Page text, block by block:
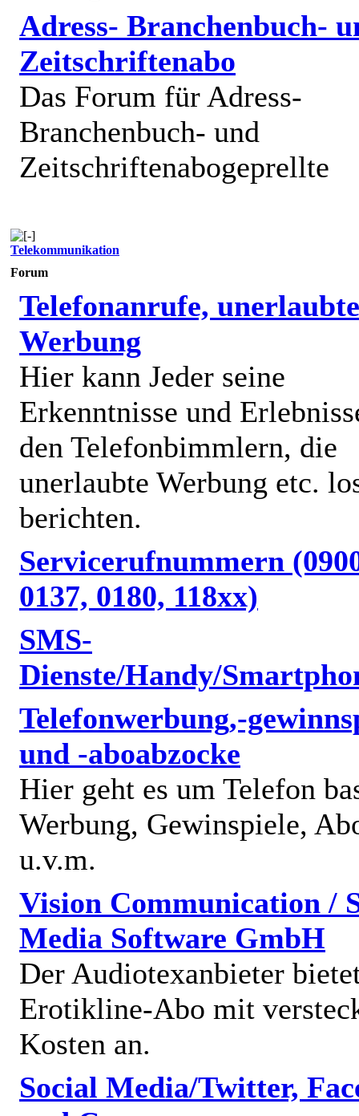
Adress- Branchenbuch-
Zeitschriftenabo
Das Forum für Adress-
Branchenbuch- und
Zeitschriftenabogeprellte
Telekommunikation
Forum
Telefonanrufe, unerlaubte
Werbung
Hier kann Jeder seine
Erkenntnisse und
den Telefonbimmlern, die
unerlaubte Werbung etc.
berichten.
Servicerufnummern
0137, 0180, 118xx)
SMS-
Dienste/Handy/
Telefonwerbung,-
und -aboabzocke
Hier geht es um Telefon
Werbung, Gewinspiele,
u.v.m.
Vision Communication /
Media Software GmbH
Der Audiotexanbieter
Erotikline-Abo mit
Kosten an.
Social Media/Twitter,